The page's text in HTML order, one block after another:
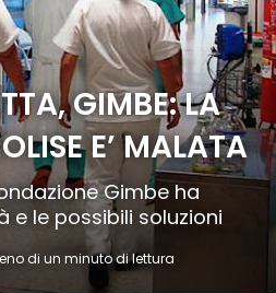
GIMBE: LA
E’ MALATA
Gimbe ha
e le possibili soluzioni
di un minuto di lettura